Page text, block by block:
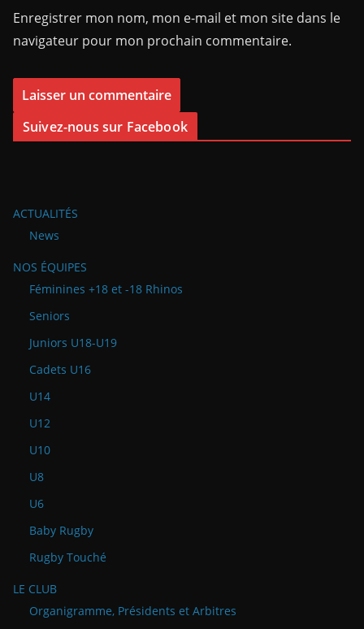
Enregistrer mon nom, mon e-mail et mon site dans le
navigateur pour mon prochain commentaire.
Suivez-nous sur Facebook
ACTUALITÉS
News
NOS ÉQUIPES
Féminines +18 et -18 Rhinos
Seniors
Juniors U18-U19
Cadets U16
U14
U12
U10
U8
U6
Baby Rugby
Rugby Touché
LE CLUB
Organigramme, Présidents et Arbitres